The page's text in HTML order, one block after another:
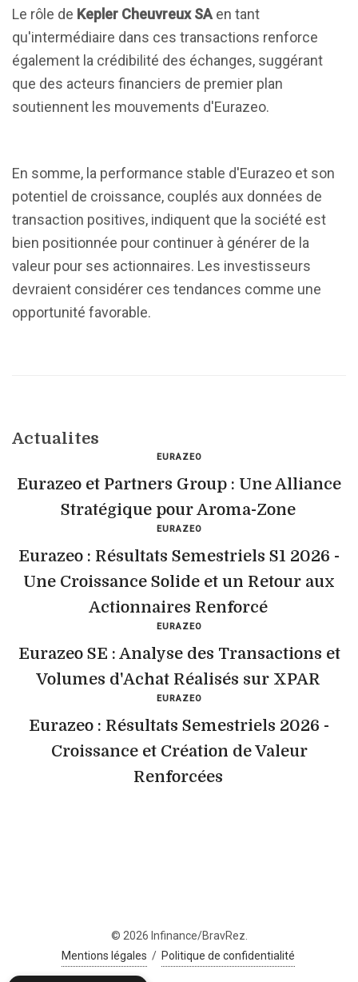
Le rôle de Kepler Cheuvreux SA en tant
qu'intermédiaire dans ces transactions renforce
également la crédibilité des échanges, suggérant
que des acteurs financiers de premier plan
soutiennent les mouvements d'Eurazeo.
En somme, la performance stable d'Eurazeo et son
potentiel de croissance, couplés aux données de
transaction positives, indiquent que la société est
bien positionnée pour continuer à générer de la
valeur pour ses actionnaires. Les investisseurs
devraient considérer ces tendances comme une
opportunité favorable.
Actualites
EURAZEO
Eurazeo et Partners Group : Une Alliance
Stratégique pour Aroma-Zone
EURAZEO
Eurazeo : Résultats Semestriels S1 2026 -
Une Croissance Solide et un Retour aux
Actionnaires Renforcé
EURAZEO
Eurazeo SE : Analyse des Transactions et
Volumes d'Achat Réalisés sur XPAR
EURAZEO
Eurazeo : Résultats Semestriels 2026 -
Croissance et Création de Valeur
Renforcées
© 2026 Infinance/BravRez.
Mentions légales / Politique de confidentialité